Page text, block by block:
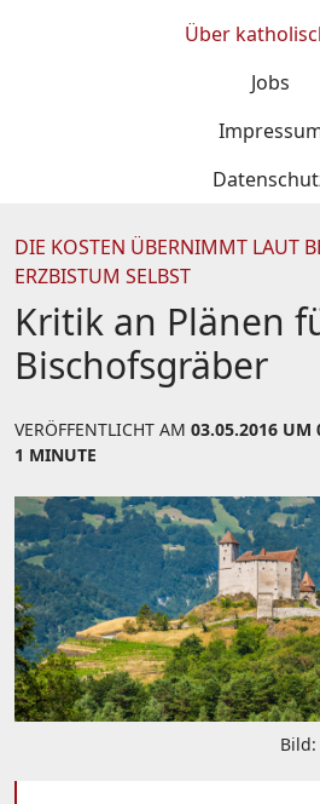
Über
Jobs
DIE KOSTEN ÜBERNIMMT LAUT
ERZBISTUM SELBST
Kritik an Plänen
Bischofsgräber
VERÖFFENTLICHT AM 03.05.2016 UM
1 MINUTE
Bild: